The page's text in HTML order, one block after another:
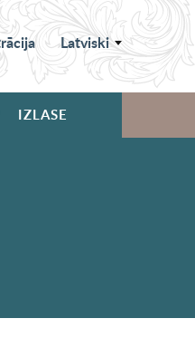
Latviski
IZLASE